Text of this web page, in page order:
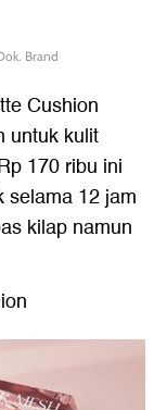
Brand
Cushion
untuk kulit
170 ribu ini
selama 12 jam
kilap namun